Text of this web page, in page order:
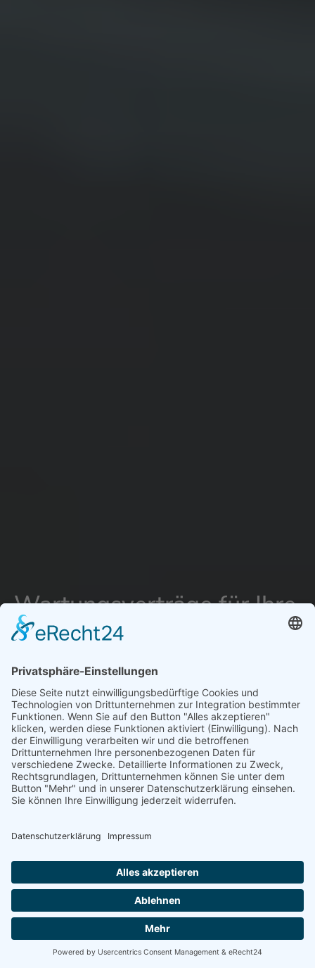
Wartungsverträge für Ihre
Photovoltaik Anlage in
Nördlingen -Energetische
Sanierung Bayern
Vom Basisschutz bis hin zur Live-
Überwachung
Willkommen bei Energetische Sanierung Bayern!
Schützen und optimieren Sie Ihre Photovoltaikanlage
mit unseren maßgeschneiderten Wartungsverträgen.
Wir bieten Ihnen drei unterschiedliche Wartungspakete,
der grundlegenden Sicherheit bis hin zur umfassenden
100% kostenloses Erstgespräch